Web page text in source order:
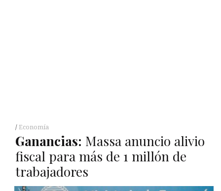
Economía
Ganancias: Massa anuncio alivio
fiscal para más de 1 millón de
trabajadores